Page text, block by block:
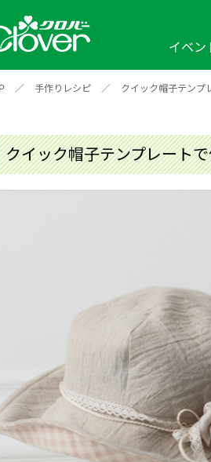
イベン
ワークショップ
ら探す ソ
布
そ
新商品一覧 縫い針 ソーイ
編み物用品 インテリア 補
クロバーモチーフ ポルトボヌー
ソーイングナビ
／ 手作りレシピ ／ クイック帽子テンプ
クイック帽子テンプレート